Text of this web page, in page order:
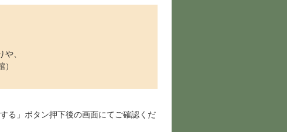
、
る」ボタン押下後の画面にてご確認くだ